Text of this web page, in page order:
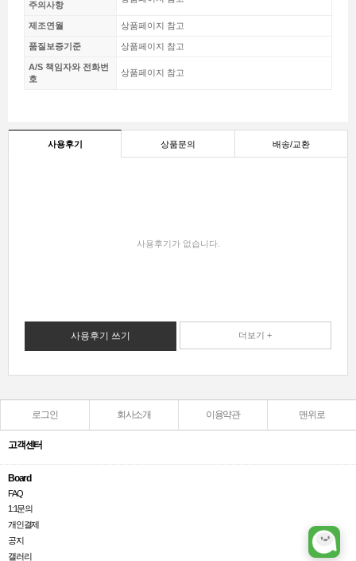
주의사항
제조연월 상품페이지 참고
품질보증기준 상품페이지 참고
A/S 책임자와 전화번
호
상품페이지 참고
사용후기 상품문의 배송/교환
사용후기가 없습니다.
사용후기 쓰기 더보기 +
로그인 회사소개 이용약관 맨위로
고객센터
Board
FAQ
1:1문의
개인결제
공지
갤러리